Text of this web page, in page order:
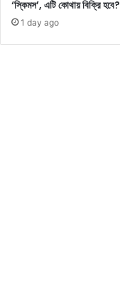
ক্ত
‘স্কিমস’, এটি কোথায় বিক্রি হবে?
1 day ago